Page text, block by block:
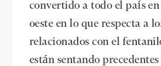
convertido a todo el país
oeste en lo que respecta a
relacionados con el
están sentando